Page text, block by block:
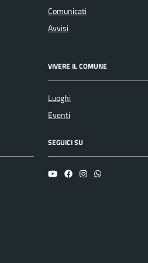
Comunicati
Avvisi
VIVERE IL COMUNE
Luoghi
Eventi
SEGUICI SU
YouTubeFacebookInstagramWhatsapp